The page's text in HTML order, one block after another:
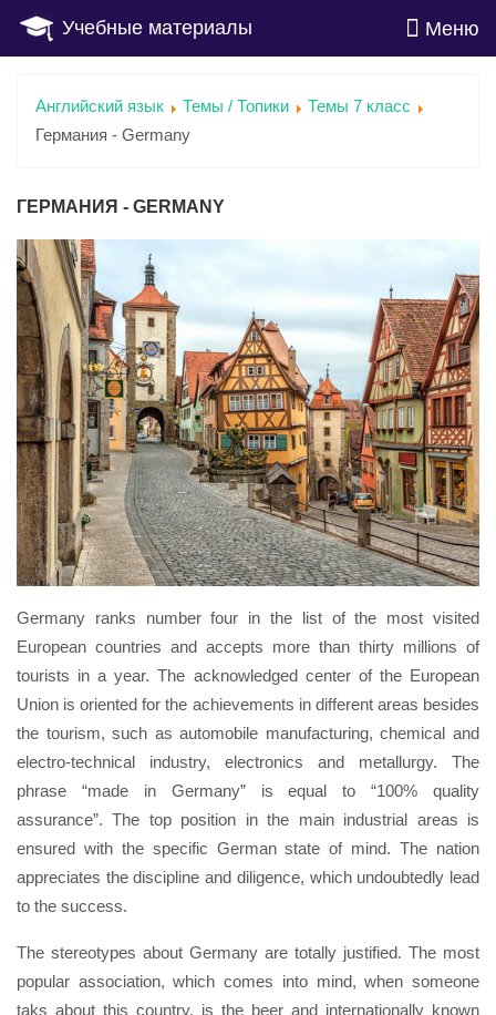
Учебные материалы Меню
Английский язык Темы / Топики
Темы 7 класс
Германия - Germany
ГЕРМАНИЯ - GERMANY
Germany ranks number four in the list of the most visited
European countries and accepts more than thirty millions of
tourists in a year. The acknowledged center of the European
Union is oriented for the achievements in different areas besides
the tourism, such as automobile manufacturing, chemical and
electro-technical industry, electronics and metallurgy. The
phrase “made in Germany” is equal to “100% quality
assurance”. The top position in the main industrial areas is
ensured with the specific German state of mind. The nation
appreciates the discipline and diligence, which undoubtedly lead
to the success.
The stereotypes about Germany are totally justified. The most
popular association, which comes into mind, when someone
taks about this country, is the beer and internationally known